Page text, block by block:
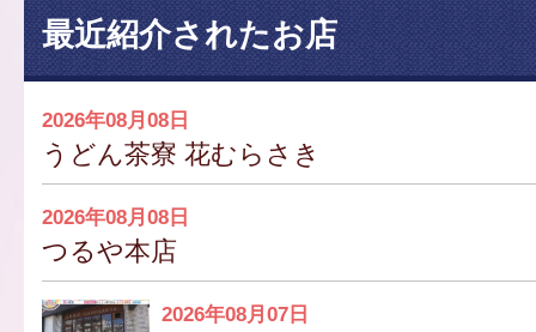
最近紹介されたお店
2026年08月08日
うどん茶寮 花むらさき
2026年08月08日
つるや本店
2026年08月07日